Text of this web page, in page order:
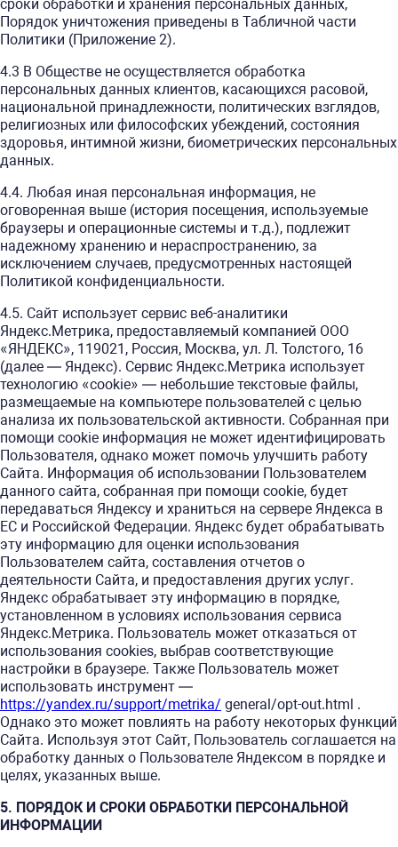
сроки обработки и хранения персональных данных,
Порядок уничтожения приведены в Табличной части
Политики (Приложение 2).
4.3 В Обществе не осуществляется обработка
персональных данных клиентов, касающихся расовой,
национальной принадлежности, политических взглядов,
религиозных или философских убеждений, состояния
здоровья, интимной жизни, биометрических персональных
данных.
4.4. Любая иная персональная информация, не
оговоренная выше (история посещения, используемые
браузеры и операционные системы и т.д.), подлежит
надежному хранению и нераспространению, за
исключением случаев, предусмотренных настоящей
Политикой конфиденциальности.
4.5. Сайт использует сервис веб-аналитики
Яндекс.Метрика, предоставляемый компанией ООО
«ЯНДЕКС», 119021, Россия, Москва, ул. Л. Толстого, 16
(далее — Яндекс). Сервис Яндекс.Метрика использует
технологию «cookie» — небольшие текстовые файлы,
размещаемые на компьютере пользователей с целью
анализа их пользовательской активности. Собранная при
помощи cookie информация не может идентифицировать
Пользователя, однако может помочь улучшить работу
Сайта. Информация об использовании Пользователем
данного сайта, собранная при помощи cookie, будет
передаваться Яндексу и храниться на сервере Яндекса в
ЕС и Российской Федерации. Яндекс будет обрабатывать
эту информацию для оценки использования
Пользователем сайта, составления отчетов о
деятельности Сайта, и предоставления других услуг.
Яндекс обрабатывает эту информацию в порядке,
установленном в условиях использования сервиса
Яндекс.Метрика. Пользователь может отказаться от
использования cookies, выбрав соответствующие
настройки в браузере. Также Пользователь может
использовать инструмент —
https://yandex.ru/support/metrika/ general/opt-out.html .
Однако это может повлиять на работу некоторых функций
Сайта. Используя этот Сайт, Пользователь соглашается на
обработку данных о Пользователе Яндексом в порядке и
целях, указанных выше.
5. ПОРЯДОК И СРОКИ ОБРАБОТКИ ПЕРСОНАЛЬНОЙ
ИНФОРМАЦИИ